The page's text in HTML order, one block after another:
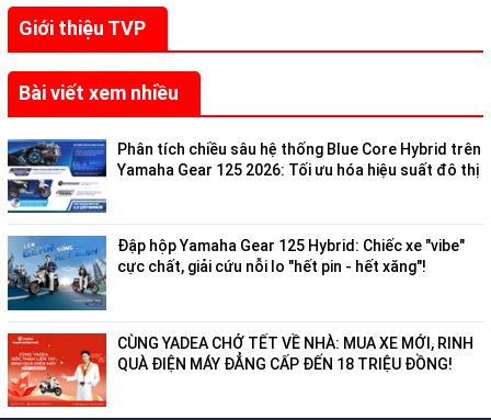
Giới thiệu TVP
Bài viết xem nhiều
Phân tích chiều sâu hệ thống Blue Core Hybrid trên
Yamaha Gear 125 2026: Tối ưu hóa hiệu suất đô thị
Đập hộp Yamaha Gear 125 Hybrid: Chiếc xe "vibe"
cực chất, giải cứu nỗi lo "hết pin - hết xăng"!
CÙNG YADEA CHỞ TẾT VỀ NHÀ: MUA XE MỚI, RINH
QUÀ ĐIỆN MÁY ĐẲNG CẤP ĐẾN 18 TRIỆU ĐỒNG!